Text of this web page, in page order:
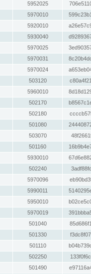
5952025
5970010
5920010
5930040
5970025
5970031
5970024
503120
5960010
502170
502180
501080
503070
501160
5930010
502240
5970096
5990011
5950010
5970019
501040
501330
501110
502250
501490